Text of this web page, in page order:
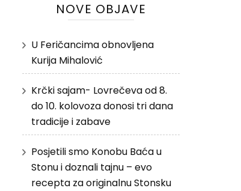
NOVE OBJAVE
U Feričancima obnovljena
Kurija Mihalović
Krčki sajam- Lovrečeva od 8.
do 10. kolovoza donosi tri dana
tradicije i zabave
Posjetili smo Konobu Baća u
Stonu i doznali tajnu – evo
recepta za originalnu Stonsku